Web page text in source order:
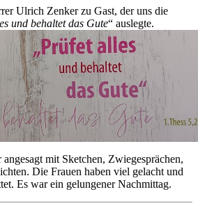
Ulrich Zenker zu Gast, der uns die
und behaltet das Gute“ auslegte.
mit Sketchen, Zwiegesprächen,
Die Frauen haben viel gelacht und
Es war ein gelungener Nachmittag.